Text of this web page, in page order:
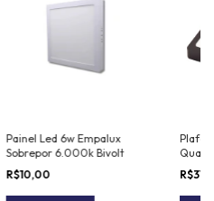
Painel Led 6w Empalux
Sobrepor 6.000k Bivolt
R$10,00
Preto
Branca